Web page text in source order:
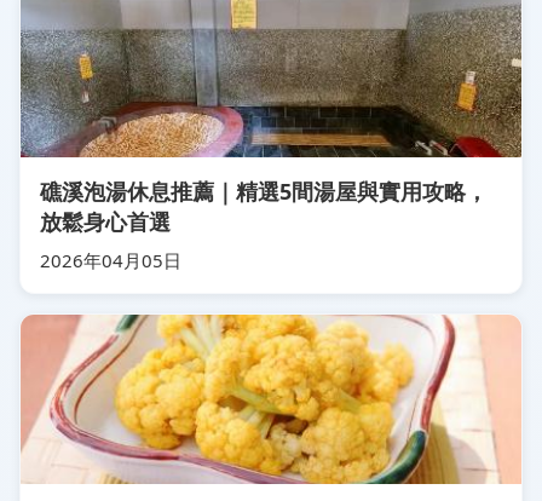
礁溪泡湯休息推薦｜精選5間湯屋與實用攻略，
放鬆身心首選
2026年04月05日